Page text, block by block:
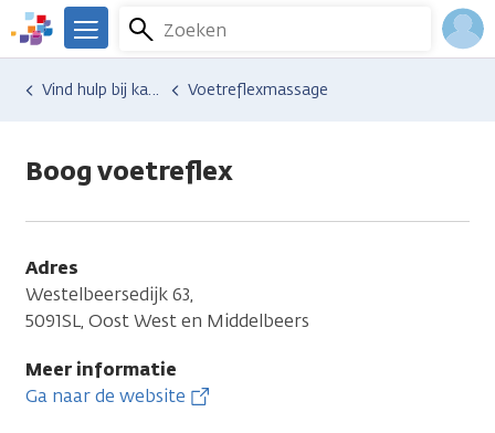
Overslaan
en
naar
We
er
Kanker.nl
Zoeken
Menu
Hulp en ondersteuning
Vind hulp bij kanker Voetreflexmassage
Boog voetreflex
Adres
Westelbeersedijk 63,
5091SL, Oost West en Middelbeers
Meer informatie
Ga naar de website